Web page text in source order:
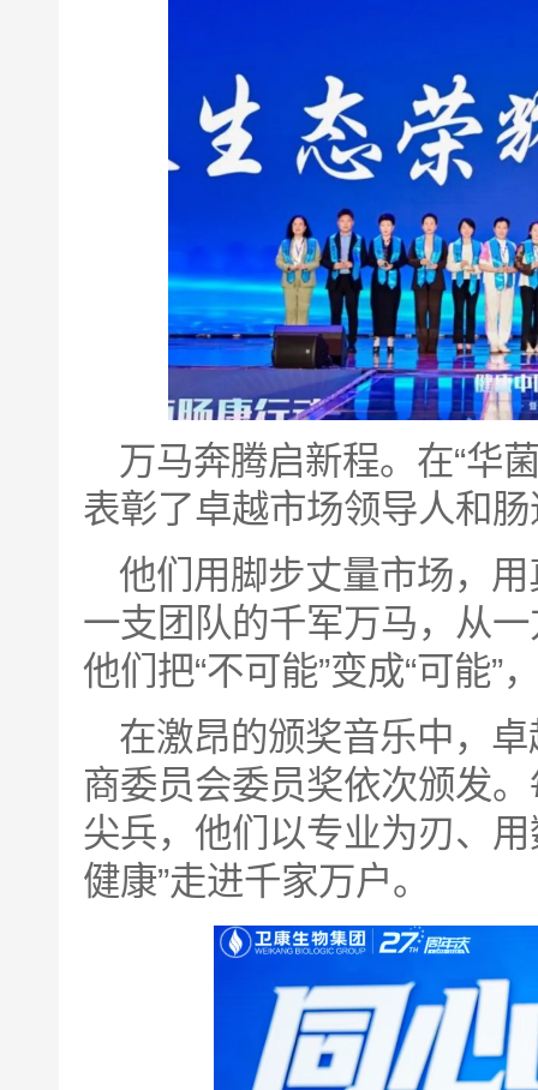
万马奔腾启新程。在“华
表彰了卓越市场领导人和
他们用脚步丈量市场，
一支团队的千军万马，从
他们把“不可能”变成“可能”
在激昂的颁奖音乐中，
商委员会委员奖依次颁发
尖兵，他们以专业为刃、
健康”走进千家万户。